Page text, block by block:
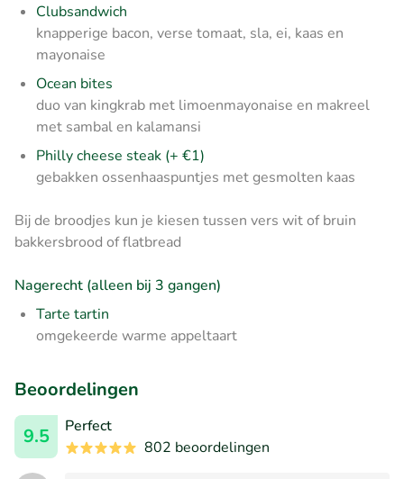
Clubsandwich
knapperige bacon, verse tomaat, sla, ei, kaas en
mayonaise
Ocean bites
duo van kingkrab met limoenmayonaise en makreel
met sambal en kalamansi
Philly cheese steak (+ €1)
gebakken ossenhaaspuntjes met gesmolten kaas
Bij de broodjes kun je kiesen tussen vers wit of bruin
bakkersbrood of flatbread
Nagerecht (alleen bij 3 gangen)
Tarte tartin
omgekeerde warme appeltaart
Beoordelingen
9.5
Perfect
802 beoordelingen